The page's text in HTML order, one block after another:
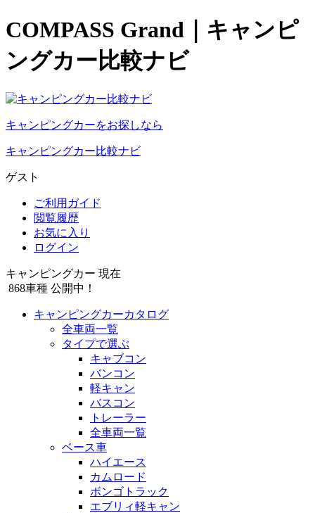
COMPASS Grand｜キャンピ
ングカー比較ナビ
キャンピングカーをお探しなら
キャンピングカー比較ナビ
ゲスト
ご利用ガイド
閲覧履歴
お気に入り
ログイン
キャンピングカー 現在
868車種 公開中！
キャンピングカーカタログ
全車両一覧
タイプで選ぶ
キャブコン
バンコン
軽キャン
バスコン
トレーラー
全車両一覧
ベース車
ハイエース
カムロード
ボンゴトラック
エブリィ軽キャン